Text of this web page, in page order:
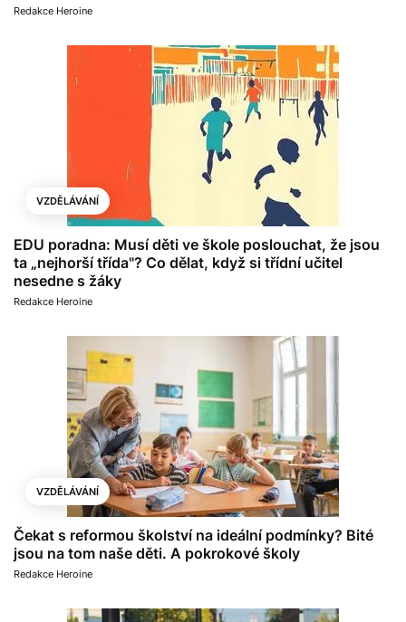
Redakce Heroine
VZDĚLÁVÁNÍ
EDU poradna: Musí děti ve škole poslouchat, že jsou
ta „nejhorší třída"? Co dělat, když si třídní učitel
nesedne s žáky
Redakce Heroine
VZDĚLÁVÁNÍ
Čekat s reformou školství na ideální podmínky? Bité
jsou na tom naše děti. A pokrokové školy
Redakce Heroine